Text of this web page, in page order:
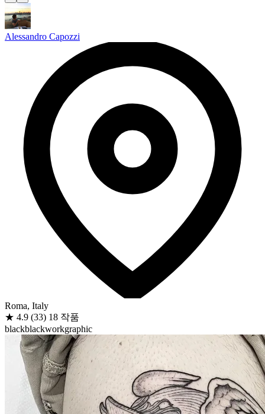
Alessandro Capozzi
Roma, Italy
★ 4.9 (33) 18 작품
blackblackworkgraphic